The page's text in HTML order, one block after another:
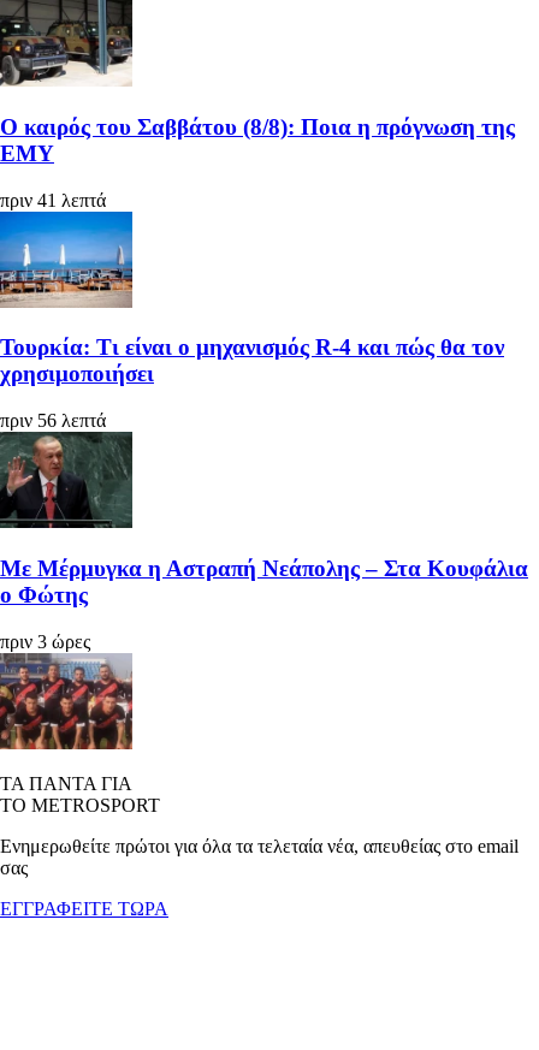
Ο καιρός του Σαββάτου (8/8): Ποια η πρόγνωση της
ΕΜΥ
πριν 41 λεπτά
Τουρκία: Τι είναι ο μηχανισμός R-4 και πώς θα τον
χρησιμοποιήσει
πριν 56 λεπτά
Με Μέρμυγκα η Αστραπή Νεάπολης – Στα Κουφάλια
ο Φώτης
πριν 3 ώρες
ΤΑ ΠΑΝΤΑ ΓΙΑ
ΤΟ METROSPORT
Ενημερωθείτε πρώτοι για όλα τα τελεταία νέα, απευθείας στο email
σας
ΕΓΓΡΑΦΕΙΤΕ ΤΩΡΑ